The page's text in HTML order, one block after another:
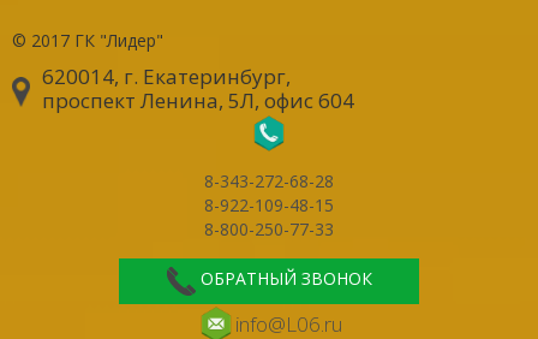
© 2017 ГК "Лидер"
620014, г. Екатеринбург,
проспект Ленина, 5Л, офис 604
8-343-272-68-28
8-922-109-48-15
8-800-250-77-33
ОБРАТНЫЙ ЗВОНОК
info@L06.ru